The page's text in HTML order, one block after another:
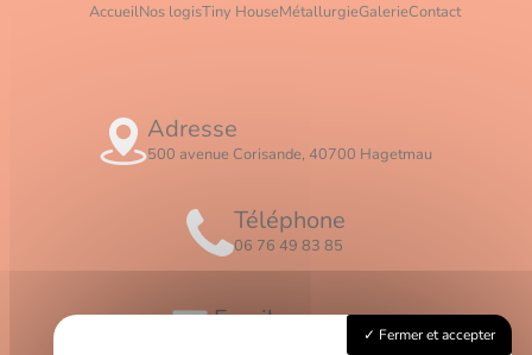
AccueilNos logisTiny HouseMétallurgieGalerieContact
Adresse
500 avenue Corisande, 40700 Hagetmau
Téléphone
06 76 49 83 85
Email
contact@logis-ceros.fr Fermer et accepter